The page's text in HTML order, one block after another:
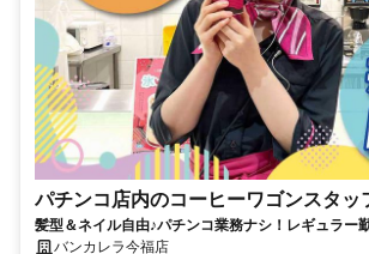
パチンコ店内のコーヒーワゴンスタッ
髪型＆ネイル自由♪パチンコ業務ナシ！レギュラー
バンカレラ今福店